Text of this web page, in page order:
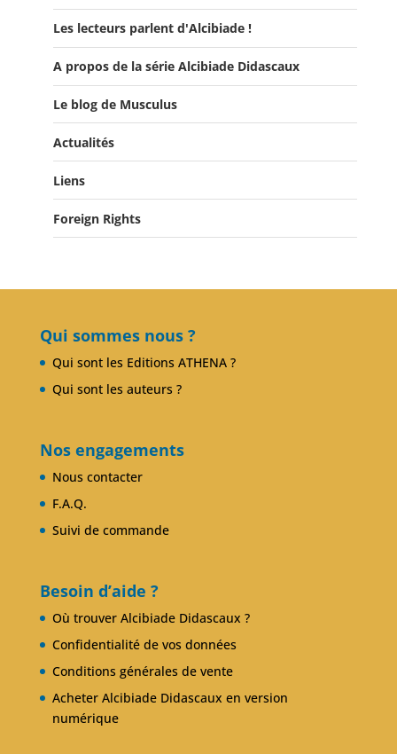
Les lecteurs parlent d'Alcibiade !
Les lecteurs en parlent - Livre d'0r
Flipbook Exposé Alcibiade Didascaux
A propos de la série Alcibiade Didascaux
Le blog de Musculus
Actualités
Actualités
Salons du Livre
Club Alcibiade Didascaux
Forum enseignants
Liens
Foreign Rights
Qui sommes nous ?
Qui sont les Editions ATHENA ?
Qui sont les auteurs ?
Nos engagements
Nous contacter
F.A.Q.
Suivi de commande
Besoin d’aide ?
Où trouver Alcibiade Didascaux ?
Confidentialité de vos données
Conditions générales de vente
Acheter Alcibiade Didascaux en version
numérique